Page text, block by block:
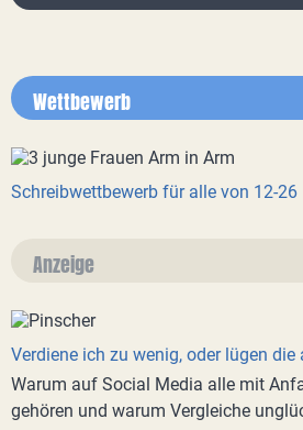
Wettbewerb
Schreibwettbewerb für alle von 12-26
Anzeige
Verdiene ich zu wenig, oder lügen die
Warum auf Social Media alle mit
gehören und warum Vergleiche